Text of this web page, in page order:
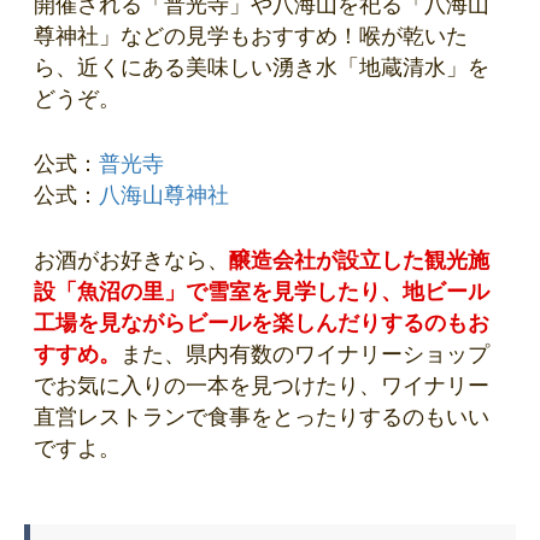
尊神社」などの見学もおすすめ！喉が乾いた
ら、近くにある美味しい湧き水「地蔵清水」を
どうぞ。
公式： 普光寺
公式： 八海山尊神社
お酒がお好きなら、 醸造会社が設立した観光施
設「魚沼の里」で雪室を見学したり、地ビール
工場を見ながらビールを楽しんだりするのもお
すすめ。
また、県内有数のワイナリーショップ
でお気に入りの一本を見つけたり、ワイナリー
直営レストランで食事をとったりするのもいい
ですよ。